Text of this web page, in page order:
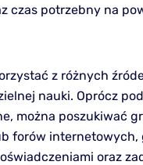
czas potrzebny na
z różnych
nauki. Oprócz
można poszukiwać
forów internetowych,
oraz